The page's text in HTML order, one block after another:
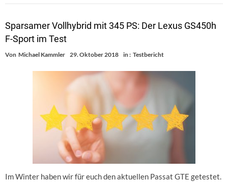
Sparsamer Vollhybrid mit 345 PS: Der Lexus GS450h
F-Sport im Test
Von Michael Kammler 29. Oktober 2018 in : Testbericht
Im Winter haben wir für euch den aktuellen Passat GTE getestet.